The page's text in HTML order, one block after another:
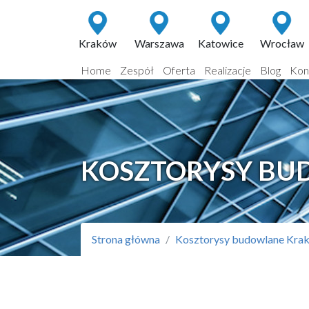
Kraków Warszawa Katowice Wrocław
Home Zespół Oferta Realizacje Blog
KOSZTORYSY
Strona główna Kosztorysy budowlane